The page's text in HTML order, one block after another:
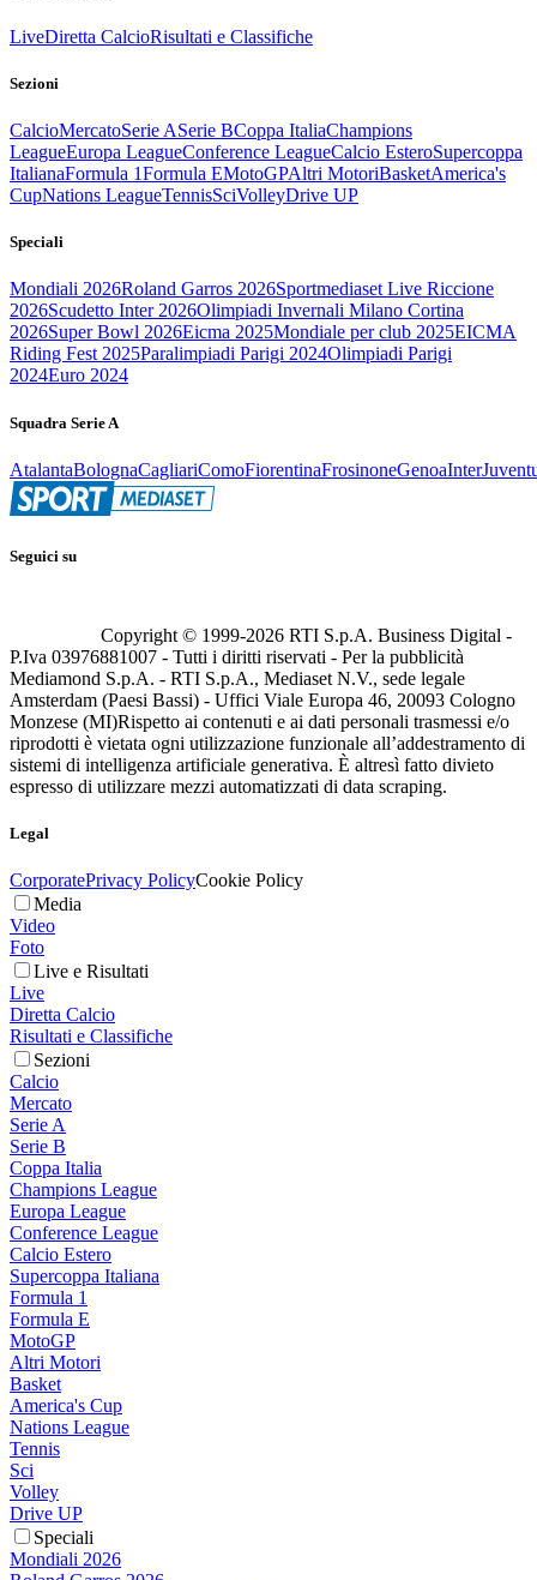
LiveDiretta CalcioRisultati e Classifiche
Sezioni
CalcioMercatoSerie ASerie BCoppa ItaliaChampions
LeagueEuropa LeagueConference LeagueCalcio EsteroSupercoppa
ItalianaFormula 1Formula EMotoGPAltri MotoriBasketAmerica's
CupNations LeagueTennisSciVolleyDrive UP
Speciali
Mondiali 2026Roland Garros 2026Sportmediaset Live Riccione
2026Scudetto Inter 2026Olimpiadi Invernali Milano Cortina
2026Super Bowl 2026Eicma 2025Mondiale per club 2025EICMA
Riding Fest 2025Paralimpiadi Parigi 2024Olimpiadi Parigi
2024Euro 2024
Squadra Serie A
AtalantaBolognaCagliariComoFiorentinaFrosinoneGenoaInter
Seguici su
Copyright © 1999-2026 RTI S.p.A. Business Digital -
P.Iva 03976881007 - Tutti i diritti riservati - Per la pubblicità
Mediamond S.p.A. - RTI S.p.A., Mediaset N.V., sede legale
Amsterdam (Paesi Bassi) - Uffici Viale Europa 46, 20093 Cologno
Monzese (MI)Rispetto ai contenuti e ai dati personali trasmessi e/o
riprodotti è vietata ogni utilizzazione funzionale all’addestramento di
sistemi di intelligenza artificiale generativa. È altresì fatto divieto
espresso di utilizzare mezzi automatizzati di data scraping.
Legal
CorporatePrivacy PolicyCookie Policy
Media
Video
Foto
Live e Risultati
Live
Diretta Calcio
Risultati e Classifiche
Sezioni
Calcio
Mercato
Serie A
Serie B
Coppa Italia
Champions League
Europa League
Conference League
Calcio Estero
Supercoppa Italiana
Formula 1
Formula E
MotoGP
Altri Motori
Basket
America's Cup
Nations League
Tennis
Sci
Volley
Drive UP
Speciali
Mondiali 2026